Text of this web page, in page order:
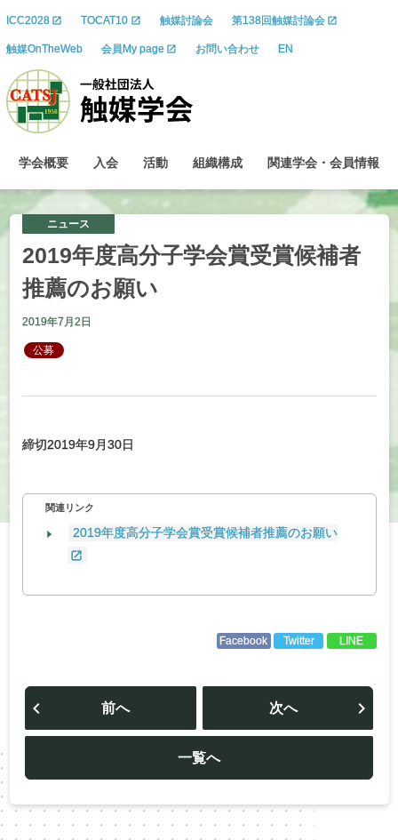
ICC2028 TOCAT10 触媒討論会 第138回触媒討論会
触媒OnTheWeb 会員My page お問い合わせ EN
学会概要 入会 活動 組織構成 関連学会 ・ 会員情報
ニュース
2019年度高分子学会賞受賞候補者
推薦のお願い
2019年7月2日
公募
締切2019年9月30日
関連リンク
2019年度高分子学会賞受賞候補者推薦のお願い
Facebook Twitter LINE
投
ビ
ー
シ
ョ
前へ
一覧へ
次へ